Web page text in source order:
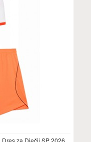
za Dječji SP 2026